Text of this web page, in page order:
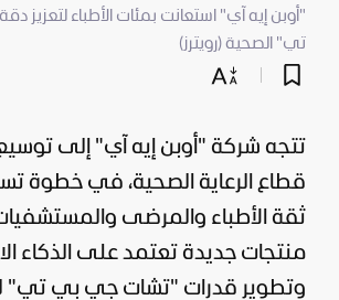
"أوبن إيه آي" استعانت بمئات الأطباء
تي" الصحية (رويترز)
تتجه شركة "أوبن إيه آي" إلى
قطاع الرعاية الصحية، في
ثقة الأطباء والمرضى
منتجات جديدة تعتمد على الذكاء
وتطوير قدرات "تشات جي بي تي"